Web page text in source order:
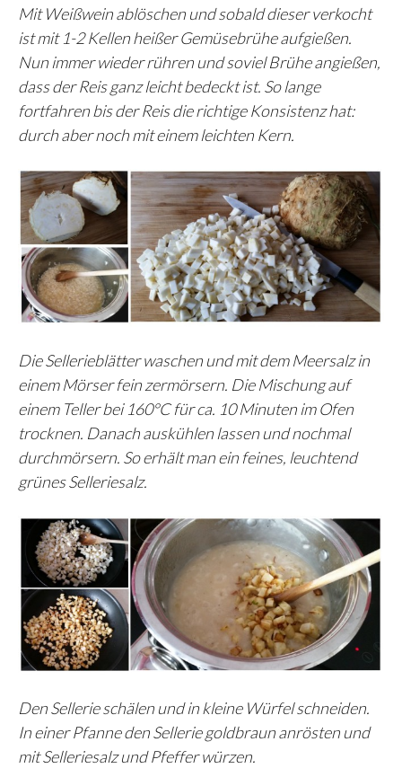
Mit Weißwein ablöschen und sobald dieser verkocht
ist mit 1-2 Kellen heißer Gemüsebrühe aufgießen.
Nun immer wieder rühren und soviel Brühe angießen,
dass der Reis ganz leicht bedeckt ist. So lange
fortfahren bis der Reis die richtige Konsistenz hat:
durch aber noch mit einem leichten Kern.
Die Sellerieblätter waschen und mit dem Meersalz in
einem Mörser fein zermörsern. Die Mischung auf
einem Teller bei 160°C für ca. 10 Minuten im Ofen
trocknen. Danach auskühlen lassen und nochmal
durchmörsern. So erhält man ein feines, leuchtend
grünes Selleriesalz.
Den Sellerie schälen und in kleine Würfel schneiden.
In einer Pfanne den Sellerie goldbraun anrösten und
mit Selleriesalz und Pfeffer würzen.